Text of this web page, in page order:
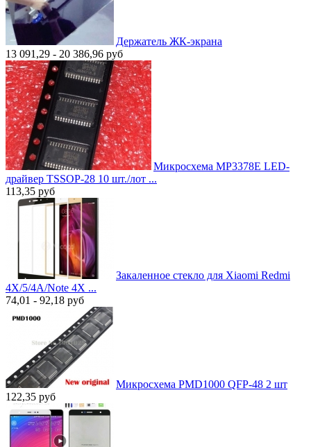
Держатель ЖК-экрана
13 091,29 - 20 386,96 руб
Микросхема MP3378E LED-
драйвер TSSOP-28 10 шт./лот ...
113,35 руб
Закаленное стекло для Xiaomi Redmi
4X/5/4A/Note 4X ...
74,01 - 92,18 руб
Микросхема PMD1000 QFP-48 2 шт
122,35 руб